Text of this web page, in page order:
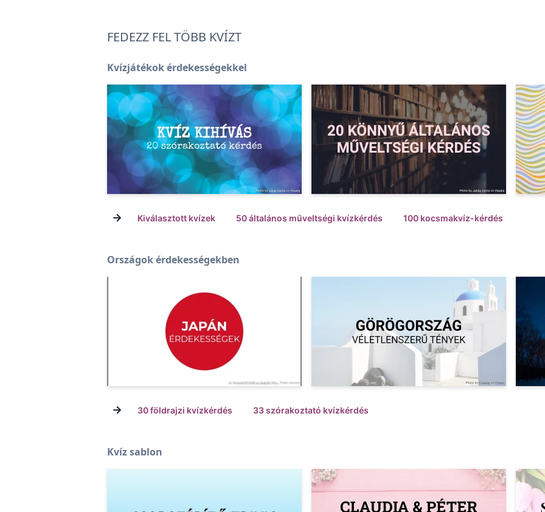
FEDEZZ FEL TÖBB KVÍZT
Kvízjátékok érdekességekkel
→ Kiválasztott kvízek 50 általános műveltségi kvízkérdés 100 kocsmakvíz-kérdés
Országok érdekességekben
→ 30 földrajzi kvízkérdés 33 szórakoztató kvízkérdés
Kvíz sablon